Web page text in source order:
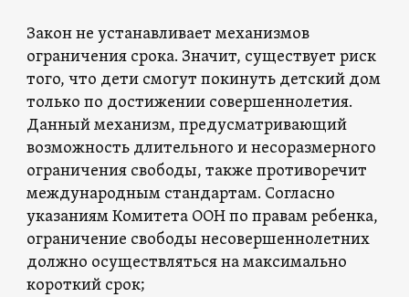
Закон не устанавливает механизмов
ограничения срока. Значит, существует риск
того, что дети смогут покинуть детский дом
только по достижении совершеннолетия.
Данный механизм, предусматривающий
возможность длительного и несоразмерного
ограничения свободы, также противоречит
международным стандартам. Согласно
указаниям Комитета ООН по правам ребенка,
ограничение свободы несовершеннолетних
должно осуществляться на максимально
короткий срок;